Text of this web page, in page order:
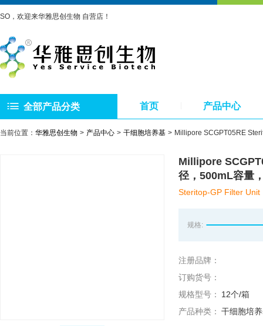
SO，欢迎来华雅思创生物 自营店！
全部产品分类 首页 产品中心
当前位置： 华雅思创生物 产品中心 干细胞培养基 Millipore SCGPT05RE
Millipore
径，500mL容量
Steritop-GP Filter Unit
规格:
注册品牌：
订购货号：
规格型号：
12个/箱
产品种类： 干细胞培